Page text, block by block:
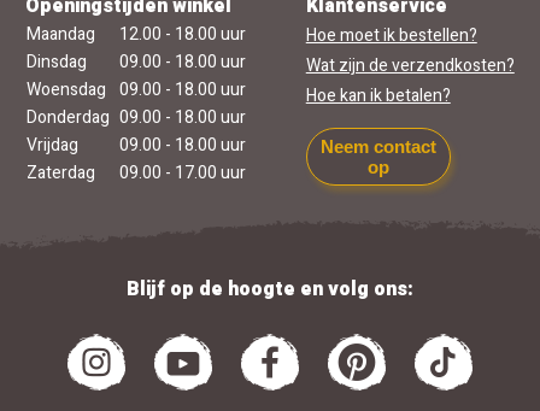
Openingstijden winkel
Maandag
12.00 - 18.00 uur
Dinsdag
09.00 - 18.00 uur
Woensdag 09.00 - 18.00 uur
Donderdag 09.00 - 18.00 uur
Vrijdag
09.00 - 18.00 uur
Zaterdag
09.00 - 17.00 uur
Klantenservice
Hoe moet ik bestellen?
Wat zijn de verzendkosten?
Hoe kan ik betalen?
Neem contact
op
Blijf op de hoogte en volg ons: